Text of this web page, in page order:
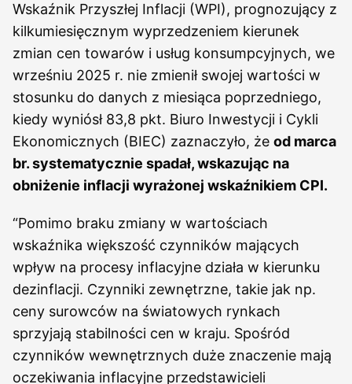
Wskaźnik Przyszłej Inflacji (WPI), prognozujący z
kilkumiesięcznym wyprzedzeniem kierunek
zmian cen towarów i usług konsumpcyjnych, we
wrześniu 2025 r. nie zmienił swojej wartości w
stosunku do danych z miesiąca poprzedniego,
kiedy wyniósł 83,8 pkt. Biuro Inwestycji i Cykli
Ekonomicznych (BIEC) zaznaczyło, że od marca
br. systematycznie spadał, wskazując na
obniżenie inflacji wyrażonej wskaźnikiem CPI.
“Pomimo braku zmiany w wartościach
wskaźnika większość czynników mających
wpływ na procesy inflacyjne działa w kierunku
dezinflacji. Czynniki zewnętrzne, takie jak np.
ceny surowców na światowych rynkach
sprzyjają stabilności cen w kraju. Spośród
czynników wewnętrznych duże znaczenie mają
oczekiwania inflacyjne przedstawicieli